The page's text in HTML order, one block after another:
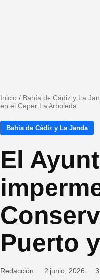
Inicio / Bahía de Cádiz y La
en el Ceper La Arboleda
Bahía de Cádiz y La Janda
El
Puerto
Redacción 2 junio, 2026